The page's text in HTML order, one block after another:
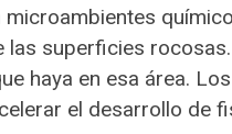
las superficies
haya en esa área.
el desarrollo de